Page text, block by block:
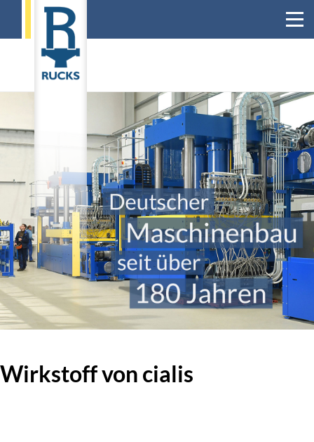
Wirkstoff von cialis